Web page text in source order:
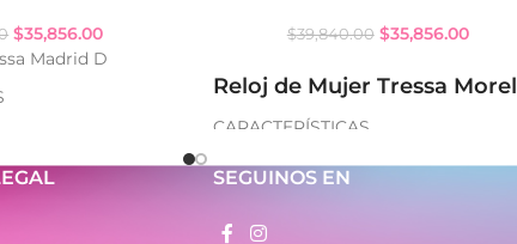
$35,856.00
Madrid D
$39,840.00 $35,856.00
Reloj de Mujer Tressa Morel
CARACTERÍSTICAS
- Resistencia al agua: WR
- Malla de metal
SEGUINOS EN